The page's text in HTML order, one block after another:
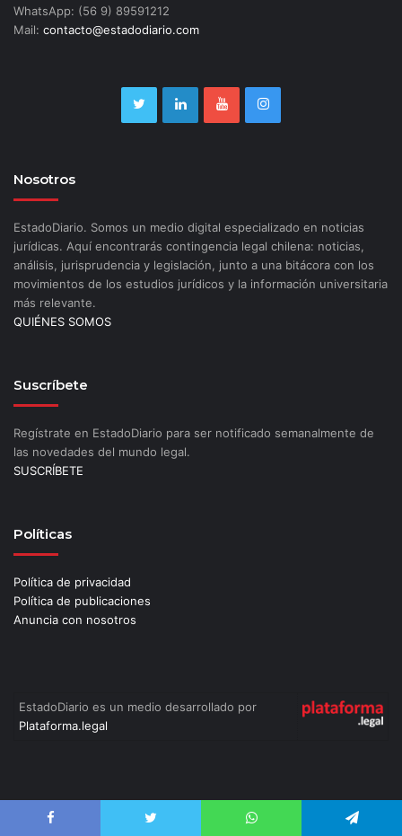
WhatsApp: (56 9) 89591212
Mail: contacto@estadodiario.com
Nosotros
EstadoDiario. Somos un medio digital especializado en noticias
jurídicas. Aquí encontrarás contingencia legal chilena: noticias,
análisis, jurisprudencia y legislación, junto a una bitácora con los
movimientos de los estudios jurídicos y la información universitaria
más relevante.
QUIÉNES SOMOS
Suscríbete
Regístrate en EstadoDiario para ser notificado semanalmente de
las novedades del mundo legal.
SUSCRÍBETE
Políticas
Política de privacidad
Política de publicaciones
Anuncia con nosotros
EstadoDiario es un medio desarrollado por
Plataforma.legal